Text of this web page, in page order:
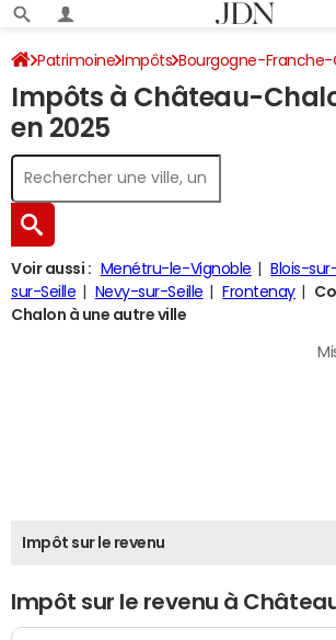
Patrimoine Impôts Bourgogne-
Château-Chalon Impôt sur le revenu
Impôts à Château-
en 2025
Voir aussi : Menétru-le-Vignoble Blois-
sur-Seille
Nevy-sur-Seille Frontenay
Chalon à une autre ville
Impôt sur le revenu
Impôt sur le revenu à